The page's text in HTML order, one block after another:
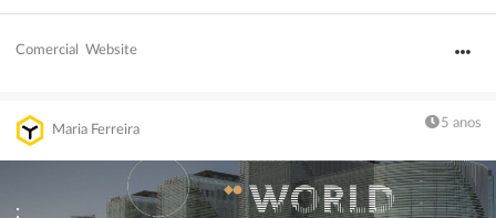
Comercial Website
Maria Ferreira 5 anos